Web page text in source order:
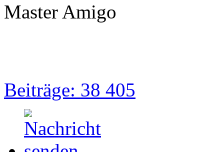
Master Amigo
Beiträge: 38 405